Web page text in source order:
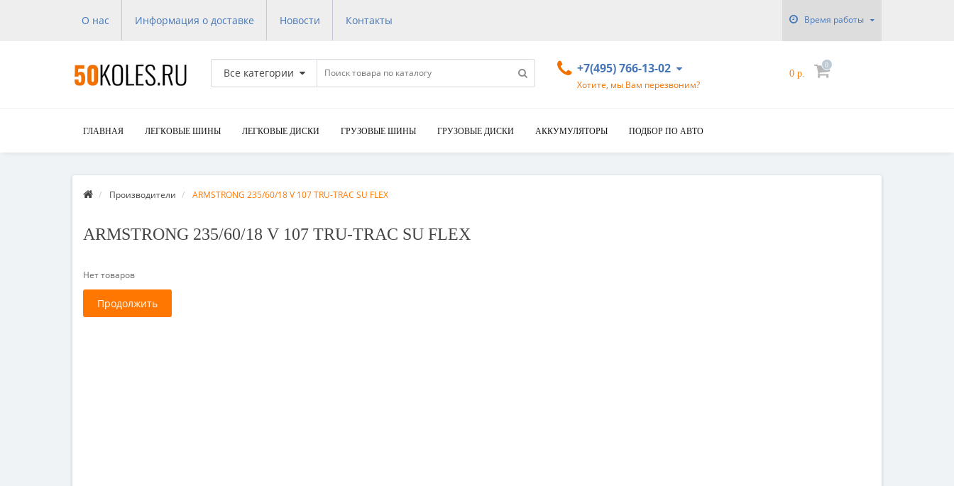
О нас Информация о доставке Новости Контакты Время работы
Все категории +7(495) 766-13-02
Хотите, мы Вам перезвоним?
0 р.
0
ГЛАВНАЯ ЛЕГКОВЫЕ ШИНЫ ЛЕГКОВЫЕ ДИСКИ ГРУЗОВЫЕ ШИНЫ ГРУЗОВЫЕ ДИСКИ АККУМУЛЯТОРЫ ПОДБОР ПО АВТО
Производители ARMSTRONG 235/60/18 V 107 TRU-TRAC SU FLEX
ARMSTRONG 235/60/18 V 107 TRU-TRAC SU FLEX
Нет товаров
Продолжить